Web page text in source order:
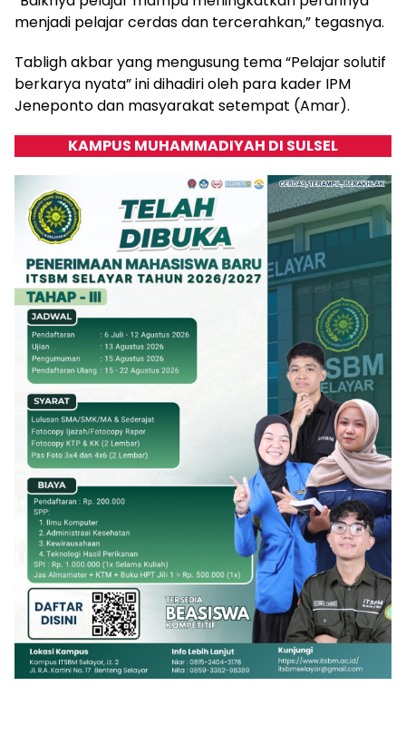
menjadi pelajar cerdas dan tercerahkan,” tegasnya.
Tabligh akbar yang mengusung tema “Pelajar solutif
berkarya nyata” ini dihadiri oleh para kader IPM
Jeneponto dan masyarakat setempat (Amar).
KAMPUS MUHAMMADIYAH DI SULSEL